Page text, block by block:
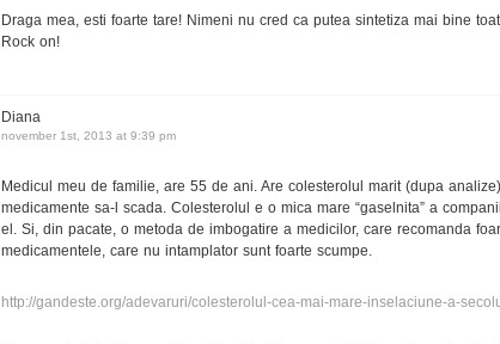
Draga mea, esti foarte tare! Nimeni nu cred ca putea sintetiza mai bine
Rock on!
Diana
november 1st, 2013 at 9:39 pm
Medicul meu de familie, are 55 de ani. Are colesterolul marit (dupa
medicamente sa-l scada. Colesterolul e o mica mare “gaselnita” a
el. Si, din pacate, o metoda de imbogatire a medicilor, care recomanda
medicamentele, care nu intamplator sunt foarte scumpe.
http://gandeste.org/adevaruri/colesterolul-cea-mai-mare-inselaciune-a-